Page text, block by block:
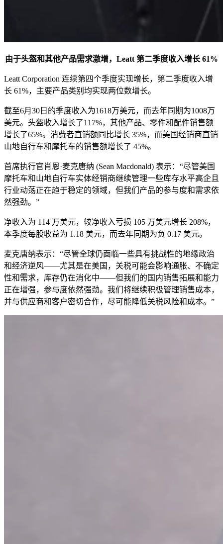
由于头盔和其他产品需求激增，Leatt 第二季度收入增长 61%
Leatt Corporation 连续第四个季度实现增长，第二季度收入增
长 61%，主要产品类别均实现两位数增长。
截至6月30日的季度收入为1618万美元，而去年同期为1008万
美元。头盔收入增长了117%，其他产品、零件和配件销售额
增长了65%。消费者直销额同比增长 35%，而美国经销商直销
山地自行车和摩托车的销售额增长了 45%。
首席执行官肖恩·麦克唐纳 (Sean Macdonald) 表示：“尽管美国
摩托车和山地自行车实体经销商继续管理一些库存水平高企且
行业动荡正在趋于稳定的领域，但我们产品的参与度和需求依
然强劲。”
净收入为 114 万美元，较净收入亏损 105 万美元增长 208%，
本季度每股收益为 1.18 美元，而去年同期为负 0.17 美元。
麦克唐纳表示：“尽管全球仍面临一些具有挑战性的地缘政治
和经济逆风——尤其是在美国，关税可能会影响通胀、不确定
性和需求，库存仍在消化中——但我们的国内销售拓展和能力
正在增强，参与度依然强劲。我们将继续积极管理销售成本，
并与供应商和客户密切合作，尽可能降低关税风险和成本。”